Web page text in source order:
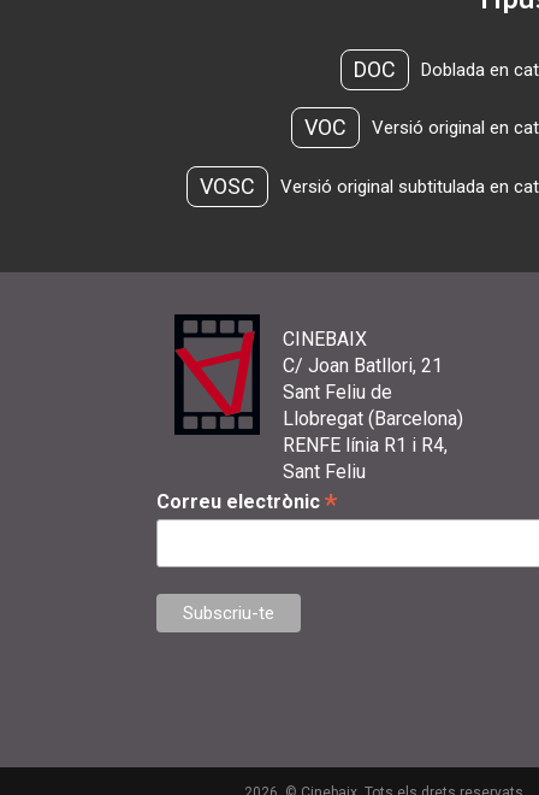
DOC Doblada en
VOC Versió original en
VOSC Versió original subtitulada en
CINEBAIX
C/ Joan Batllori, 21
Sant Feliu de
Llobregat (Barcelona)
RENFE línia R1 i R4,
Sant Feliu
Correu electrònic *